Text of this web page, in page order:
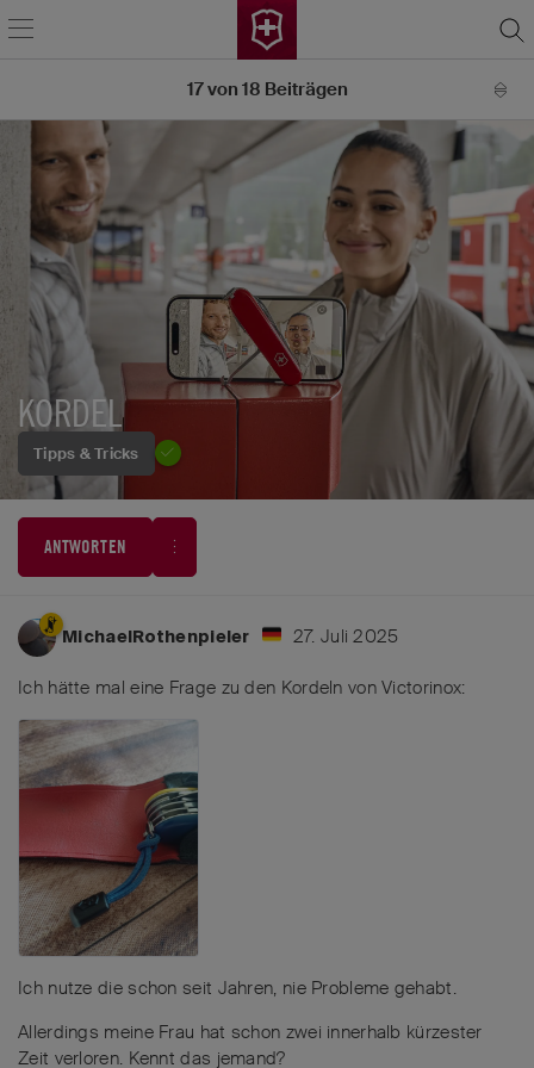
Tipps & Tricks
KORDEL
ANTWORTEN
17von 18 Beiträgen
MichaelRothenpieler 27. Juli 2025
Ich hätte mal eine Frage zu den Kordeln von Victorinox:
Ich nutze die schon seit Jahren, nie Probleme gehabt.
Allerdings meine Frau hat schon zwei innerhalb kürzester
Zeit verloren. Kennt das jemand?